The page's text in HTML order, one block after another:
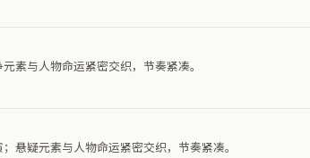
素与人物命运紧密交织，节奏紧凑。
悬疑元素与人物命运紧密交织，节奏紧凑。